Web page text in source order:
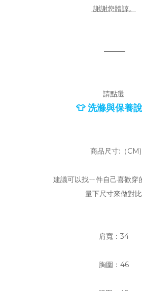
謝謝您體諒。
———
請點選
👕 洗滌與保養
商品尺寸:（CM)
建議可以找ㄧ件自己喜歡穿
量下尺寸來做對比
肩寬：34
胸圍：46